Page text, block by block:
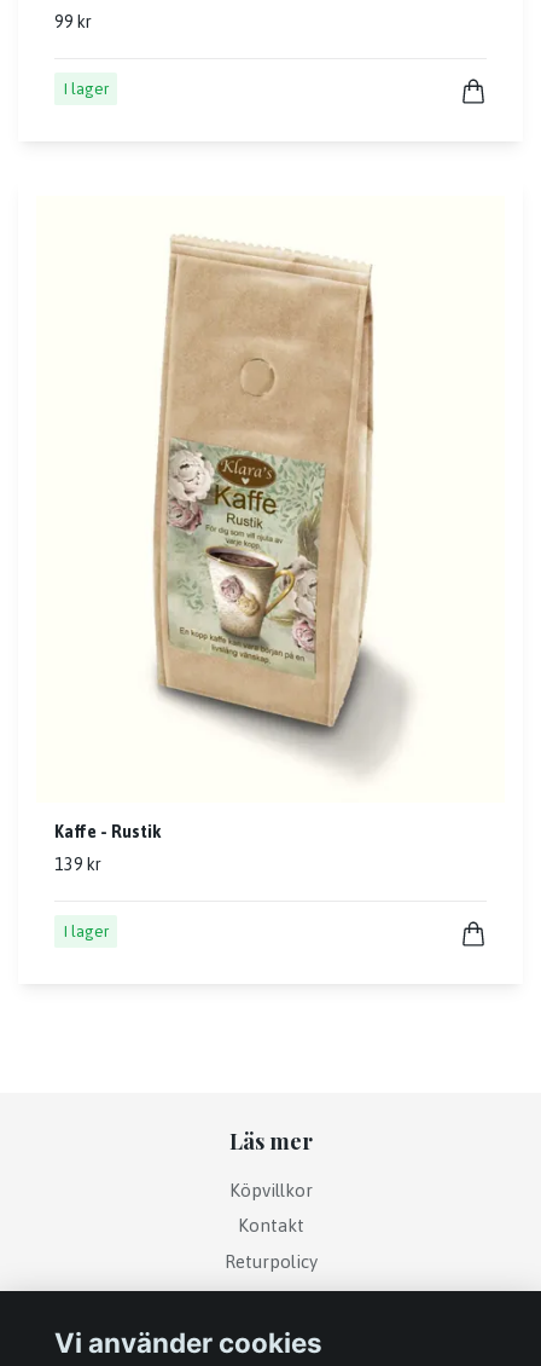
99 kr
I lager
Kaffe - Rustik
139 kr
I lager
Läs mer
Köpvillkor
Kontakt
Returpolicy
Sociala medier
Vi använder cookies